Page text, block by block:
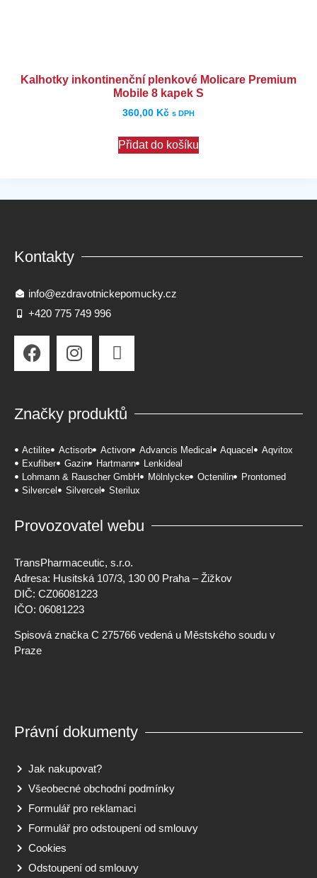
Kalhotky inkontinenční plenkové Molicare Premium
Mobile 8 kapek S
360,00 Kč s DPH
Přidat do košíku
Kontakty
info@ezdravotnickepomucky.cz
+420 775 749 996
Značky produktů
Actilite Actisorb Activon Advancis Medical Aquacel
Aqvitox
Exufiber
Gazin Hartmann
Lenkideal
Lohmann & Rauscher GmbH
Mölnlycke Octenilin
Prontomed
Silvercel
Silvercel Sterilux
Provozovatel webu
TransPharmaceutic, s.r.o.
Adresa: Husitská 107/3, 130 00 Praha – Žižkov
DIČ: CZ06081223
IČO: 06081223
Spisová značka C 275766 vedená u Městského soudu v
Praze
Právní dokumenty
Jak nakupovat?
Všeobecné obchodní podmínky
Formulář pro reklamaci
Formulář pro odstoupení od smlouvy
Cookies
Odstoupení od smlouvy